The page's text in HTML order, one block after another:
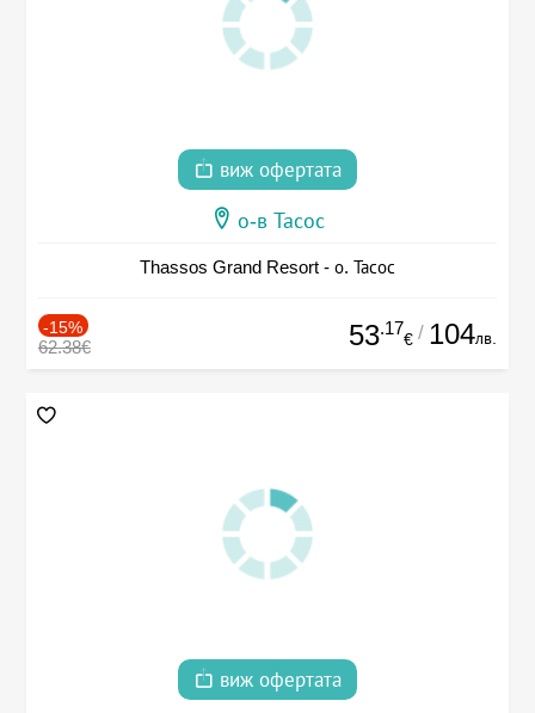
виж офертата
о-в Тасос
Thassos Grand Resort - о. Тасос
-15%
62.38€ 53.17
€ / 104лв.
виж офертата